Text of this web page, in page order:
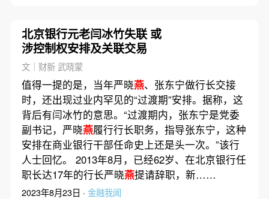
北京银行元老闫冰竹失联 或
涉控制权安排及关联交易
文｜财新 武晓蒙
值得一提的是，当年严晓燕、张东宁做行长交接
时，还出现过业内罕见的“过渡期”安排。据称，这
背后有闫冰竹的意思。“过渡期内，张东宁是党委
副书记，严晓燕履行行长职务，指导张东宁，这种
安排在商业银行干部任命史上还是头一次。”该行
人士回忆。 2013年8月，已经62岁、在北京银行任
职长达17年的行长严晓燕提请辞职，新……
2023年8月23日 · 金融我闻